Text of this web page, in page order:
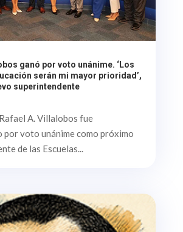
ganó por voto unánime. ‘Los
serán mi mayor prioridad’,
superintendente
A. Villalobos fue
por voto unánime como próximo
de las Escuelas...